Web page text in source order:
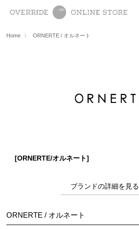
All Women Men
Home 〉 ORNERTE / オルネート
[ORNERTE/オルネート]
ブランドの詳細を見る
ORNERTE / オルネート